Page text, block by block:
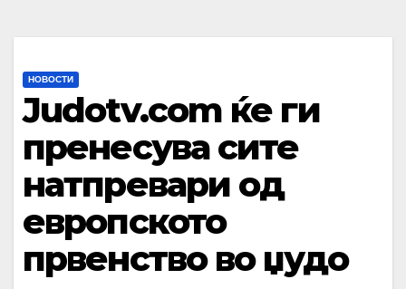
НОВОСТИ
Judotv.com ќе ги
пренесува сите
натпревари од
европското
првенство во џудо